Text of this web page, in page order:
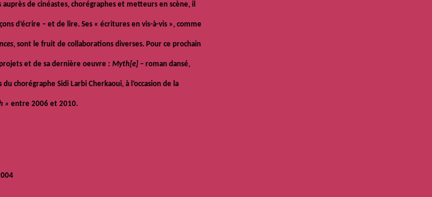
de cinéastes, chorégraphes et metteurs en scène, il
d’écrire – et de lire. Ses « écritures en vis-à-vis », comme
, sont le fruit de collaborations diverses. Pour ce prochain
et de sa dernière oeuvre : Myth[e] – roman dansé,
chorégraphe Sidi Larbi Cherkaoui, à l’occasion de la
» entre 2006 et 2010.